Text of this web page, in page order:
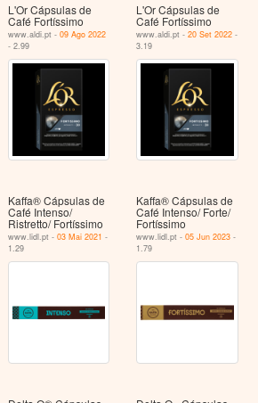
L'Or Cápsulas de
Café Fortíssimo
www.aldi.pt - 09 Ago 2022
- 2.99
L'Or Cápsulas de
Café Fortíssimo
www.aldi.pt -20 Set 2022 -
3.19
Kaffa® Cápsulas de
Café Intenso/
Ristretto/ Fortíssimo
www.lidl.pt - 03 Mai 2021 -
1.29
Kaffa® Cápsulas de
Café Intenso/ Forte/
Fortíssimo
www.lidl.pt -05 Jun 2023 -
1.79